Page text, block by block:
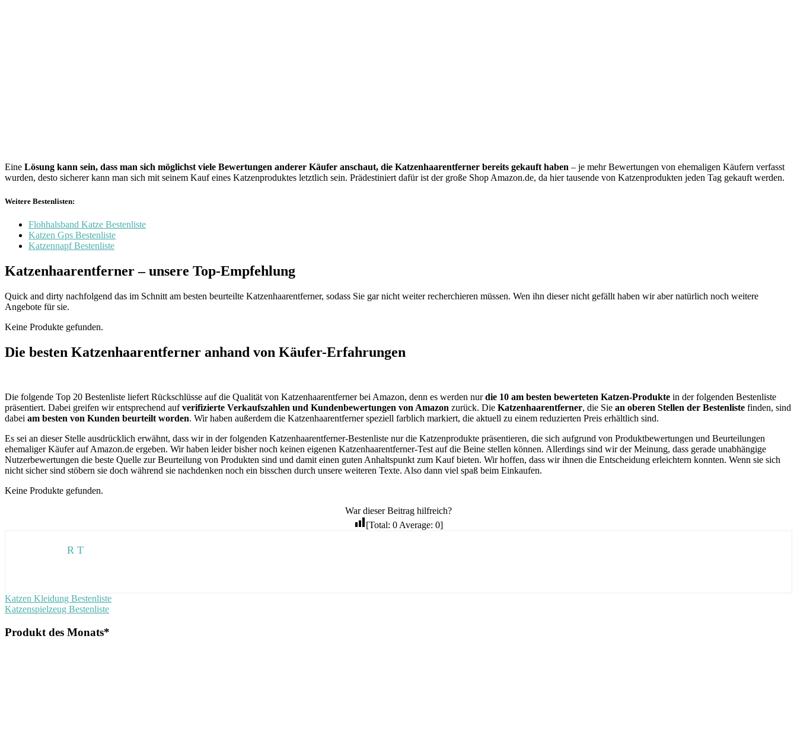
Eine Lösung kann sein, dass man sich möglichst viele Bewertungen anderer Käufer anschaut, die Katzenhaarentferner bereits gekauft haben – je mehr Bewertungen von ehemaligen Käufern verfasst
wurden, desto sicherer kann man sich mit seinem Kauf eines Katzenproduktes letztlich sein. Prädestiniert dafür ist der große Shop Amazon.de, da hier tausende von Katzenprodukten jeden Tag gekauft werden.
Weitere Bestenlisten:
Flohhalsband Katze Bestenliste
Katzen Gps Bestenliste
Katzennapf Bestenliste
Katzenhaarentferner – unsere Top-Empfehlung
Quick and dirty nachfolgend das im Schnitt am besten beurteilte Katzenhaarentferner, sodass Sie gar nicht weiter recherchieren müssen. Wen ihn dieser nicht gefällt haben wir aber natürlich noch weitere
Angebote für sie.
Keine Produkte gefunden.
Die besten Katzenhaarentferner anhand von Käufer-Erfahrungen
Die folgende Top 20 Bestenliste liefert Rückschlüsse auf die Qualität von Katzenhaarentferner bei Amazon, denn es werden nurdie 10 am besten bewerteten Katzen-Produkte in der folgenden Bestenliste
präsentiert. Dabei greifen wir entsprechend aufverifizierte Verkaufszahlen und Kundenbewertungen von Amazon zurück. Die Katzenhaarentferner, die Sie an oberen Stellen der Bestenliste finden, sind
dabei am besten von Kunden beurteilt worden. Wir haben außerdem die Katzenhaarentferner speziell farblich markiert, die aktuell zu einem reduzierten Preis erhältlich sind.
Es sei an dieser Stelle ausdrücklich erwähnt, dass wir in der folgenden Katzenhaarentferner-Bestenliste nur die Katzenprodukte präsentieren, die sich aufgrund von Produktbewertungen und Beurteilungen
ehemaliger Käufer auf Amazon.de ergeben. Wir haben leider bisher noch keinen eigenen Katzenhaarentferner-Test auf die Beine stellen können. Allerdings sind wir der Meinung, dass gerade unabhängige
Nutzerbewertungen die beste Quelle zur Beurteilung von Produkten sind und damit einen guten Anhaltspunkt zum Kauf bieten. Wir hoffen, dass wir ihnen die Entscheidung erleichtern konnten. Wenn sie sich
nicht sicher sind stöbern sie doch während sie nachdenken noch ein bisschen durch unsere weiteren Texte. Also dann viel spaß beim Einkaufen.
Keine Produkte gefunden.
War dieser Beitrag hilfreich?
[Total: 0Average: 0]
R T
Beitragsnavigation
Vorheriger
Beitrag:
Katzen Kleidung Bestenliste
Nächster
Katzenspielzeug Bestenliste
Produkt des Monats*